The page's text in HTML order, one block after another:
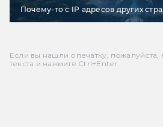
Почему-то с IP адресов других
Если вы нашли опечатку, пожалуйста,
текста и нажмите Ctrl+Enter.